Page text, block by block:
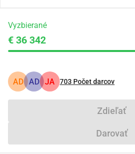
Vyzbierané
€ 36 342
AD AD JA 703 Počet darcov
Zdieľať
Darovať